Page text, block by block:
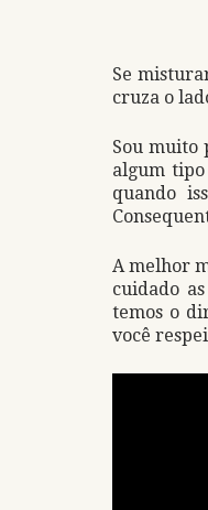
Se
cruza o
Sou muito
algum tipo
quando
A melhor
cuidado
temos o
você